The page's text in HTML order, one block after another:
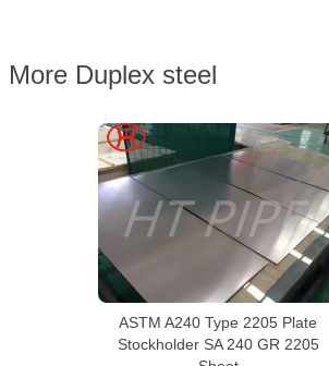
More Duplex steel
ASTM A240 Type 2205 Plate
Stockholder SA 240 GR 2205